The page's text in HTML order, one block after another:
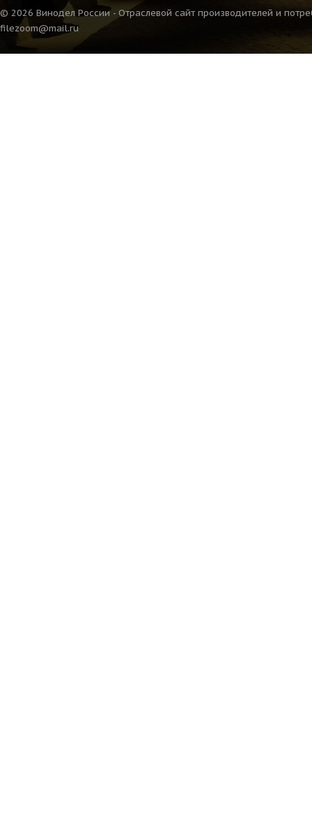
© 2026 Винодел России - Отраслевой сайт производителей и
filezoom@mail.ru